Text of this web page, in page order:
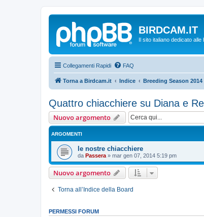
BIRDCAM.IT
Il sito italiano dedicato alle
Collegamenti Rapidi FAQ
Torna a Birdcam.it Indice Breeding Season 2014
Quattro chiacchiere su Diana e
Nuovo argomento
ARGOMENTI
le nostre chiacchiere
da Passera » mar gen 07, 2014 5:19 pm
Nuovo argomento
Torna all’Indice della Board
PERMESSI FORUM